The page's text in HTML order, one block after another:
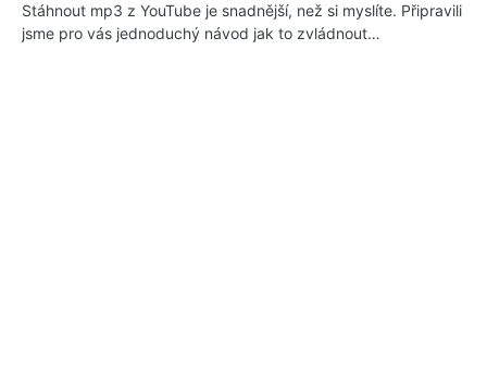
Stáhnout mp3 z YouTube je snadnější, než si myslíte. Připravili
jsme pro vás jednoduchý návod jak to zvládnout…